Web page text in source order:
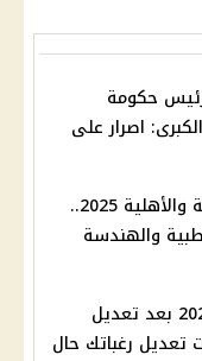
حكومة
اصرار على
مصاريف الجامعات الخاصة والأهلية 2025..
والهندسة
نتيجة الثانوية العامة 2025 بعد تعديل
تعديل رغباتك حال